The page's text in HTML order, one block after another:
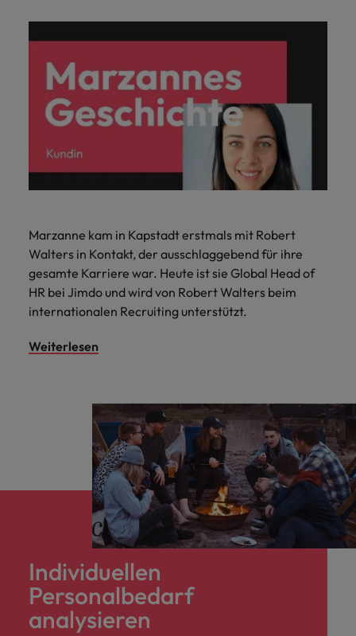
Marzanne kam in Kapstadt erstmals mit Robert
Walters in Kontakt, der ausschlaggebend für ihre
gesamte Karriere war. Heute ist sie Global Head of
HR bei Jimdo und wird von Robert Walters beim
internationalen Recruiting unterstützt.
Weiterlesen
Individuellen
Personalbedarf
analysieren